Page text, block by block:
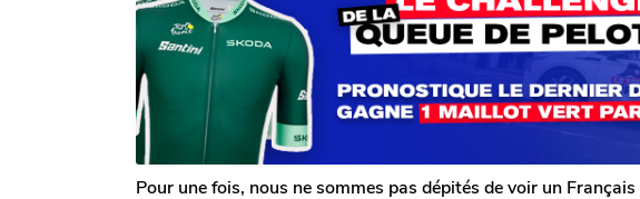
i
s
a
g
o
o
m
G
a
l
e
r
o
n
s
a
o
Pour une fois, nous ne sommes pas dépités de voir un